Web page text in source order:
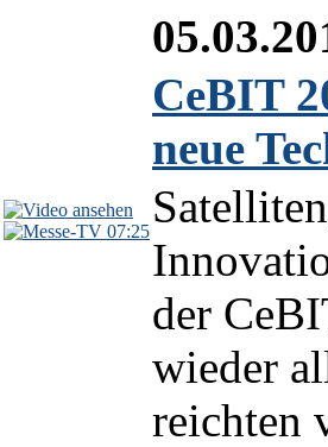
07:25
CeBIT
neue
der
wieder
reichten